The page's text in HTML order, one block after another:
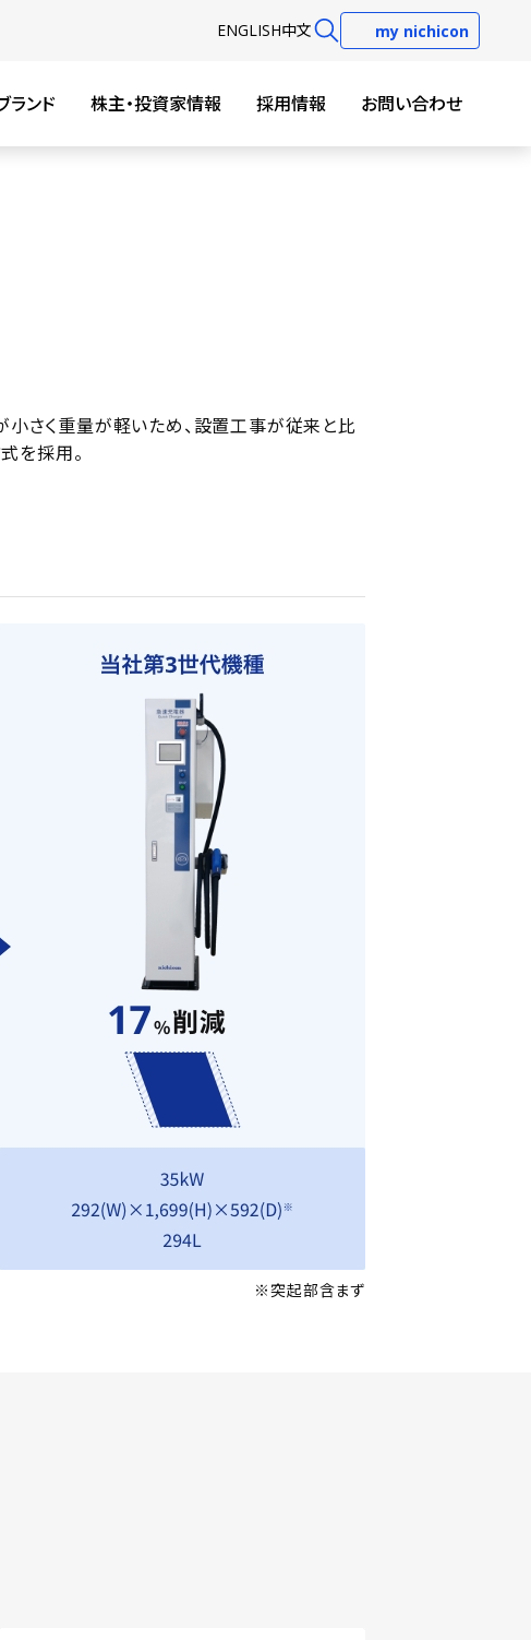
ENGLISH中文 my nichicon
ランド 株主・投資家情報 採用情報 お問い合わせ
小さく重量が軽いため、設置工事が従来と比
を採用。
※突起部含まず